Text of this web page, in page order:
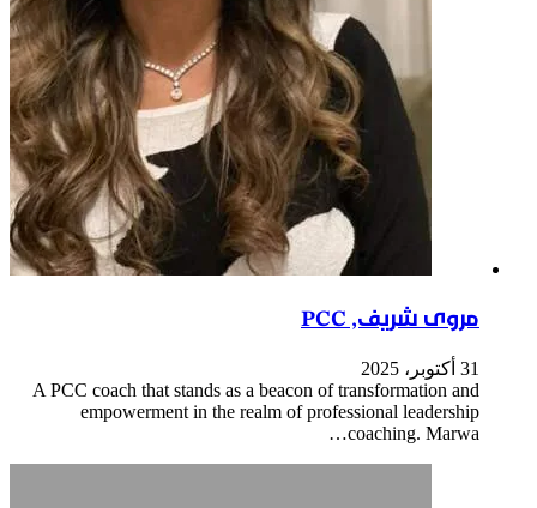
مروى شريف, PCC
31 أكتوبر، 2025
A PCC coach that stands as a beacon of transformation and
empowerment in the realm of professional leadership
coaching. Marwa…